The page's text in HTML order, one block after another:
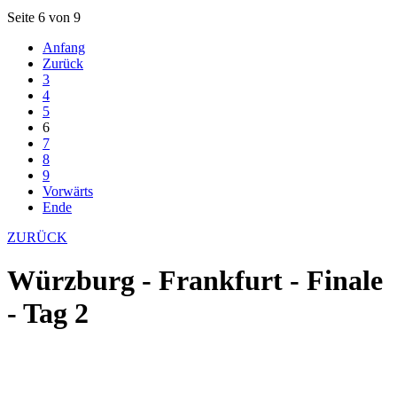
Seite 6 von 9
Anfang
Zurück
3
4
5
6
7
8
9
Vorwärts
Ende
ZURÜCK
Würzburg - Frankfurt - Finale
- Tag 2